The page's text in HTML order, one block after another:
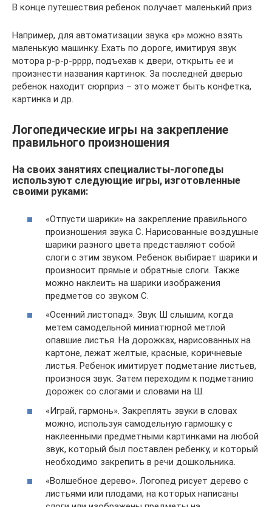
В конце путешествия ребенок получает маленький приз
Например, для автоматизации звука «р» можно взять
маленькую машинку. Ехать по дороге, имитируя звук
мотора р-р-р-рррр, подъехав к двери, открыть ее и
произнести названия картинок. За последней дверью
ребенок находит сюрприз – это может быть конфетка,
картинка и др.
Логопедические игры на закрепление
правильного произношения
На своих занятиях специалисты-логопеды
используют следующие игры, изготовленные
своими руками:
«Отпусти шарики» на закрепление правильного
произношения звука С. Нарисованные воздушные
шарики разного цвета представляют собой
слоги с этим звуком. Ребенок выбирает шарики и
произносит прямые и обратные слоги. Также
можно наклеить на шарики изображения
предметов со звуком С.
«Осенний листопад». Звук Ш слышим, когда
метем самодельной миниатюрной метлой
опавшие листья. На дорожках, нарисованных на
картоне, лежат желтые, красные, коричневые
листья. Ребенок имитирует подметание листьев,
произнося звук. Затем переходим к подметанию
дорожек со слогами и словами на Ш.
«Играй, гармонь». Закреплять звуки в словах
можно, используя самодельную гармошку с
наклеенными предметными картинками на любой
звук, который был поставлен ребенку, и который
необходимо закрепить в речи дошкольника.
«Волшебное дерево». Логопед рисует дерево с
листьями или плодами, на которых написаны